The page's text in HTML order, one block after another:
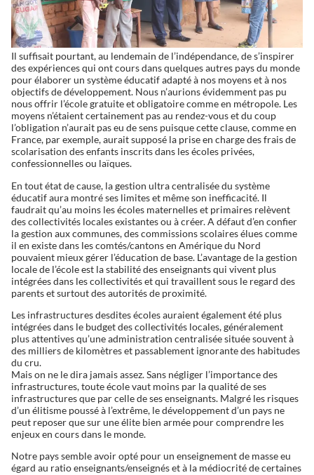
Il suffisait pourtant, au lendemain de l’indépendance, de s’inspirer
des expériences qui ont cours dans quelques autres pays du monde
pour élaborer un système éducatif adapté à nos moyens et à nos
objectifs de développement. Nous n’aurions évidemment pas pu
nous offrir l’école gratuite et obligatoire comme en métropole. Les
moyens n’étaient certainement pas au rendez-vous et du coup
l’obligation n’aurait pas eu de sens puisque cette clause, comme en
France, par exemple, aurait supposé la prise en charge des frais de
scolarisation des enfants inscrits dans les écoles privées,
confessionnelles ou laïques.
En tout état de cause, la gestion ultra centralisée du système
éducatif aura montré ses limites et même son inefficacité. Il
faudrait qu’au moins les écoles maternelles et primaires relèvent
des collectivités locales existantes ou à créer. A défaut d’en confier
la gestion aux communes, des commissions scolaires élues comme
il en existe dans les comtés/cantons en Amérique du Nord
pouvaient mieux gérer l’éducation de base. L’avantage de la gestion
locale de l’école est la stabilité des enseignants qui vivent plus
intégrées dans les collectivités et qui travaillent sous le regard des
parents et surtout des autorités de proximité.
Les infrastructures desdites écoles auraient également été plus
intégrées dans le budget des collectivités locales, généralement
plus attentives qu’une administration centralisée située souvent à
des milliers de kilomètres et passablement ignorante des habitudes
du cru.
Mais on ne le dira jamais assez. Sans négliger l’importance des
infrastructures, toute école vaut moins par la qualité de ses
infrastructures que par celle de ses enseignants. Malgré les risques
d’un élitisme poussé à l’extrême, le développement d’un pays ne
peut reposer que sur une élite bien armée pour comprendre les
enjeux en cours dans le monde.
Notre pays semble avoir opté pour un enseignement de masse eu
égard au ratio enseignants/enseignés et à la médiocrité de certaines